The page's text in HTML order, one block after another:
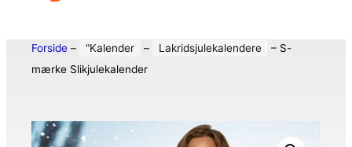
Forside – "Kalender – Lakridsjulekalendere – S-
mærke Slikjulekalender